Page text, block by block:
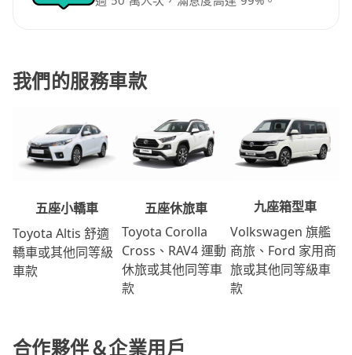
我們的服務車款
五座小轎車
Toyota Altis 舒適
轎車或其他同等級
車款
五座休旅車
Toyota Corolla
Cross、RAV4 運動
休旅或其他同等車
款
九座箱型車
Volkswagen 旗艦
商旅、Ford 家用商
旅或其他同等級車
款
合作夥伴＆企業用戶